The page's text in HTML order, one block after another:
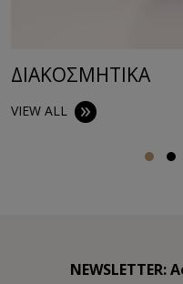
ΔΙΑΚΟΣΜΗΤΙΚA
VIEW ALL